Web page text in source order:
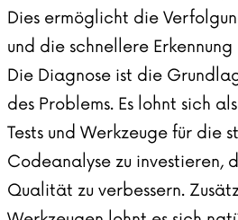
Dies ermöglicht die
und die schnellere
Die Diagnose ist die
des Problems. Es lohnt sich
Tests und Werkzeuge für die
Codeanalyse zu investieren,
Qualität zu verbessern.